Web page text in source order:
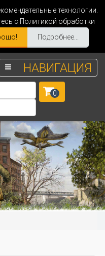
технологии.
с Политикой обработки
Подробнее...
НАВИГАЦИЯ
0